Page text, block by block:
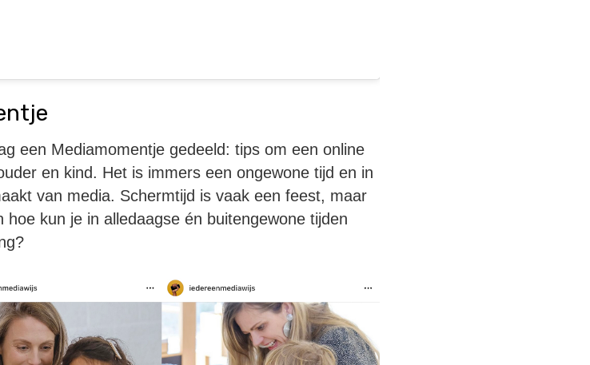
een Mediamomentje gedeeld: tips om een online
en kind. Het is immers een ongewone tijd en in
van media. Schermtijd is vaak een feest, maar
kun je in alledaagse én buitengewone tijden